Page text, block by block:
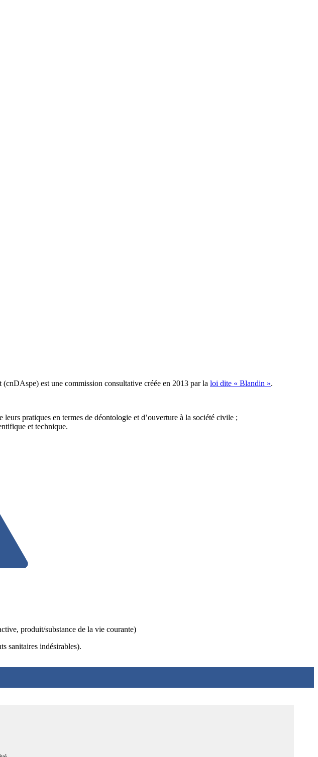
est une commission consultative créée en 2013 par la loi dite « Blandin ».
leurs pratiques en termes de déontologie et d’ouverture à la société civile ;
et technique.
produit/substance de la vie courante)
sanitaires indésirables).